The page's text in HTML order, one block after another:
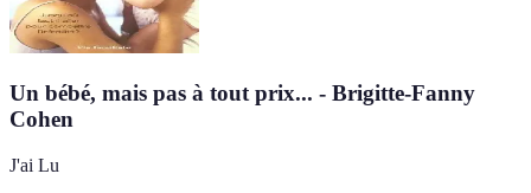
Un bébé, mais pas à tout prix... - Brigitte-Fanny
Cohen
J'ai Lu